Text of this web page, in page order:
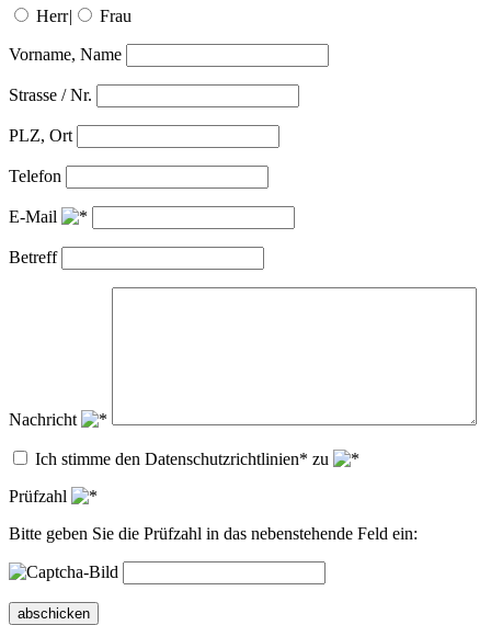
Herr| Frau
Vorname, Name
Strasse / Nr.
PLZ, Ort
Telefon
E-Mail
Betreff
Nachricht
Ich stimme den Datenschutzrichtlinien* zu
Prüfzahl
Bitte geben Sie die Prüfzahl in das nebenstehende Feld ein:
abschicken